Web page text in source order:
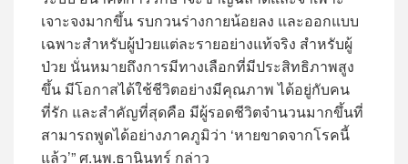
เจาะจงมากขึ้น รบกวนร่างกายน้อยลง และออกแบบ
เฉพาะสำหรับผู้ป่วยแต่ละรายอย่างแท้จริง สำหรับผู้
ป่วย นั่นหมายถึงการมีทางเลือกที่มีประสิทธิภาพสูง
ขึ้น มีโอกาสได้ใช้ชีวิตอย่างมีคุณภาพ ได้อยู่กับคน
ที่รัก และสำคัญที่สุดคือ มีผู้รอดชีวิตจำนวนมากขึ้นที่
สามารถพูดได้อย่างภาคภูมิว่า ‘หายขาดจากโรคนี้
แล้ว’” ศ.นพ.ธานินทร์ กล่าว